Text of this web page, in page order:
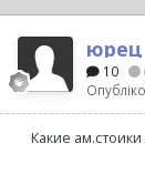
юрец
10
Какие